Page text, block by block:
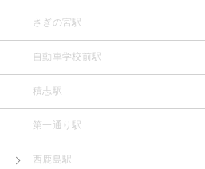
さぎの宮駅
自動車学校前駅
積志駅
第一通り駅
西鹿島駅